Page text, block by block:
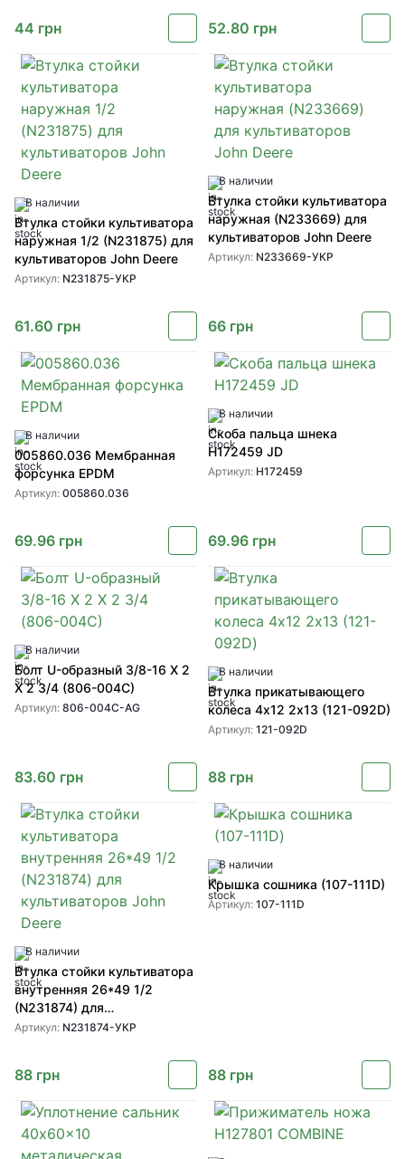
44 грн 52.80 грн
В наличии
Втулка стойки культиватора
наружная 1/2 (N231875) для
культиваторов John Deere
Артикул: N231875-УКР
61.60 грн
В наличии
Втулка стойки культиватора
наружная (N233669) для
культиваторов John Deere
Артикул: N233669-УКР
66 грн
В наличии
005860.036 Мембранная
форсунка EPDM
Артикул: 005860.036
69.96 грн
В наличии
Скоба пальца шнека
H172459 JD
Артикул: H172459
69.96 грн
В наличии
Болт U-образный 3/8-16 X 2
X 2 3/4 (806-004C)
Артикул: 806-004C-AG
83.60 грн
В наличии
Втулка прикатывающего
колеса 4х12 2х13 (121-092D)
Артикул: 121-092D
88 грн
В наличии
Втулка стойки культиватора
внутренняя 26*49 1/2
(N231874) для
культиваторов John Deere
Артикул: N231874-УКР
88 грн
В наличии
Крышка сошника (107-111D)
Артикул: 107-111D
88 грн